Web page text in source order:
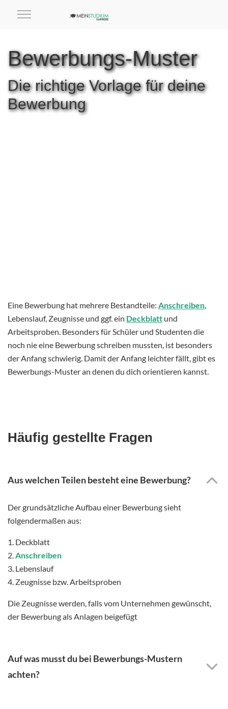
Bewerbungs-Muster
Die richtige Vorlage für deine
Bewerbung
Eine Bewerbung hat mehrere Bestandteile: Anschreiben,
Lebenslauf, Zeugnisse und ggf. ein Deckblatt und
Arbeitsproben. Besonders für Schüler und Studenten die
noch nie eine Bewerbung schreiben mussten, ist besonders
der Anfang schwierig. Damit der Anfang leichter fällt, gibt es
Bewerbungs-Muster an denen du dich orientieren kannst.
Häufig gestellte Fragen
Aus welchen Teilen besteht eine Bewerbung?
Der grundsätzliche Aufbau einer Bewerbung sieht
folgendermaßen aus:
1. Deckblatt
2. Anschreiben
3. Lebenslauf
4. Zeugnisse bzw. Arbeitsproben
Die Zeugnisse werden, falls vom Unternehmen gewünscht,
der Bewerbung als Anlagen beigefügt
Auf was musst du bei Bewerbungs-Mustern
achten?